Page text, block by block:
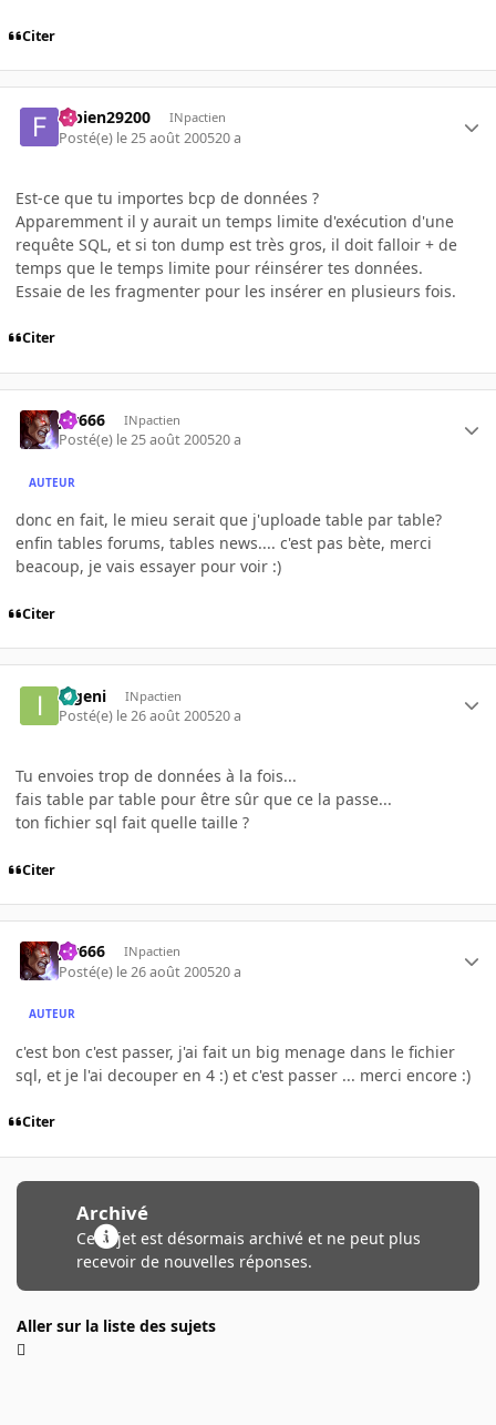
Citer
fabien29200 INpactien
Posté(e) le 25 août 200520 a
Est-ce que tu importes bcp de données ?
Apparemment il y aurait un temps limite d'exécution d'une
requête SQL, et si ton dump est très gros, il doit falloir + de
temps que le temps limite pour réinsérer tes données.
Essaie de les fragmenter pour les insérer en plusieurs fois.
Citer
jer666 INpactien
Posté(e) le 25 août 200520 a
AUTEUR
donc en fait, le mieu serait que j'uploade table par table?
enfin tables forums, tables news.... c'est pas bète, merci
beacoup, je vais essayer pour voir :)
Citer
ingeni INpactien
Posté(e) le 26 août 200520 a
Tu envoies trop de données à la fois...
fais table par table pour être sûr que ce la passe...
ton fichier sql fait quelle taille ?
Citer
jer666 INpactien
Posté(e) le 26 août 200520 a
AUTEUR
c'est bon c'est passer, j'ai fait un big menage dans le fichier
sql, et je l'ai decouper en 4 :) et c'est passer ... merci encore :)
Citer
Archivé
Ce sujet est désormais archivé et ne peut plus
recevoir de nouvelles réponses.
Aller sur la liste des sujets